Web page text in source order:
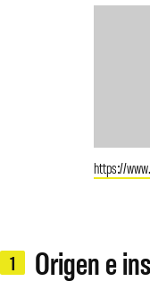
https://
1 Origen e